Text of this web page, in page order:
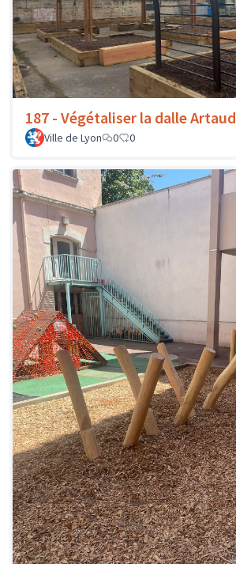
187 - Végétaliser la dalle Artaud
Ville de Lyon
0 0